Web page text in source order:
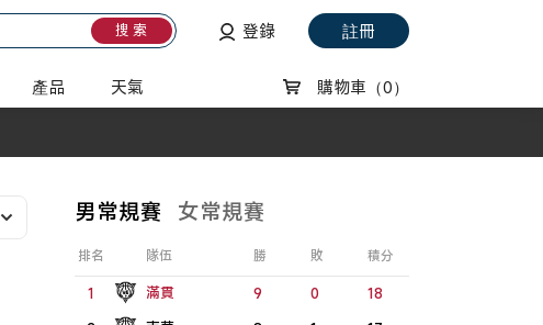
搜 索 登錄 註冊
產品 天氣 購物車 （0）
男常規賽 女常規賽
排名 隊伍 勝 敗 積分
1 滿貫 9 0
18